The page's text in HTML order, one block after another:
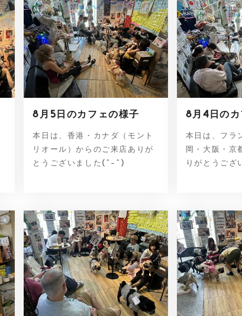
8月5日のカフェの様子
本日は、香港・カナダ（モント
リオール）からのご来店ありが
とうございました(^-^)
8月4日のカ
本日は、フラ
岡・大阪・京
りがとうご